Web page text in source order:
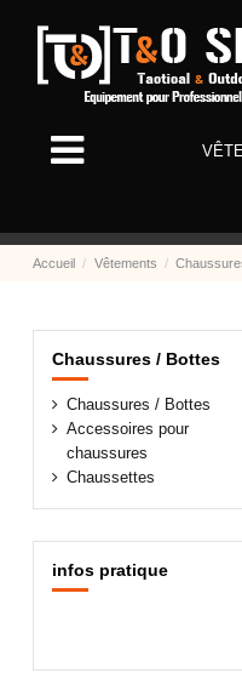
Accueil Vêtements
Chaussures / Bottes
Chaussures / Bottes
Accessoires pour
chaussures
Chaussettes
infos pratique